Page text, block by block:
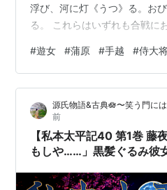
浮び、河に灯《うつ》る。お
る。 これらはいずれも合戦に
対岸から見れば陣営の遠火《
べき大軍じゃ、野も山も河も
ぞ、 とその狼狽《ろうばい》
れる心を押さえて、不安の夢
士川より突如大音響がひびい
恐ろしい響が平家陣を一度に
#遊女 #蒲原 #手越 #侍大
源氏物語&古典🪷〜笑う門に
前
【私本太平記40 第1巻 藤
もしや……」黒髪ぐるみ彼
異様な眉間の陽炎《かげ